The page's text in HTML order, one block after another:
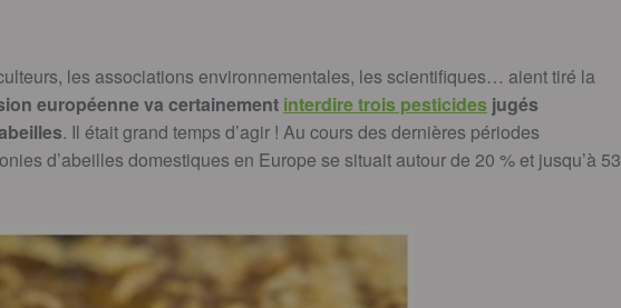
les associations environnementales, les scientifiques… aient tiré la
européenne va certainement interdire trois pesticides jugés
. Il était grand temps d’agir ! Au cours des dernières périodes
d’abeilles domestiques en Europe se situait autour de 20 % et jusqu’à 53